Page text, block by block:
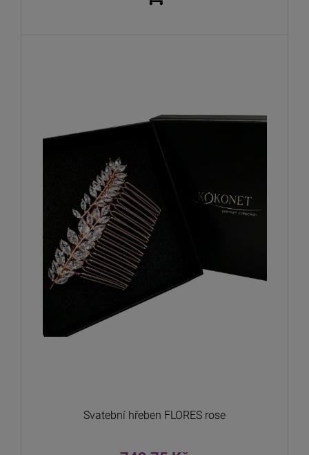
Svatební hřeben FLORES rose